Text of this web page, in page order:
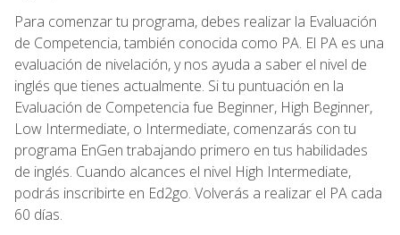
Para comenzar tu programa, debes realizar la Evaluación
de Competencia, también conocida como PA. El PA es una
evaluación de nivelación, y nos ayuda a saber el nivel de
inglés que tienes actualmente. Si tu puntuación en la
Evaluación de Competencia fue Beginner, High Beginner,
Low Intermediate, o Intermediate, comenzarás con tu
programa EnGen trabajando primero en tus habilidades
de inglés. Cuando alcances el nivel High Intermediate,
podrás inscribirte en Ed2go. Volverás a realizar el PA cada
60 días.